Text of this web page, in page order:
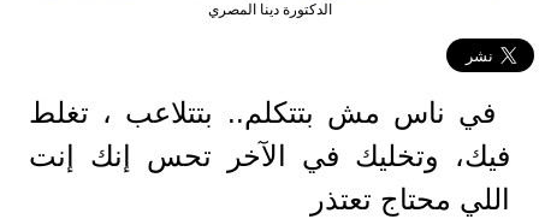
الدكتورة دينا المصري
في ناس مش بتتكلم.. بتتلاعب ، تغلط
فيك، وتخليك في الآخر تحس إنك إنت
اللي محتاج تعتذر